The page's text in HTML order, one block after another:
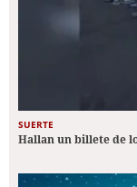
SUERTE
Hallan un billete de